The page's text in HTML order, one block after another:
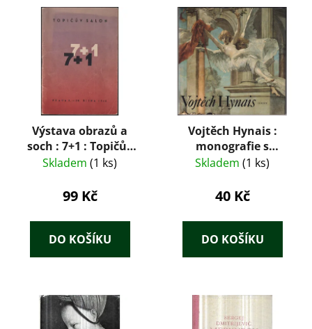
Výstava obrazů a
soch : 7+1 : Topičův
salon : od 8.-28. října
Skladem (1 ks)
99 Kč
DO KOŠÍKU
Vojtěch Hynais :
monografie s
ukázkami z
Skladem (1 ks)
40 Kč
DO KOŠÍKU